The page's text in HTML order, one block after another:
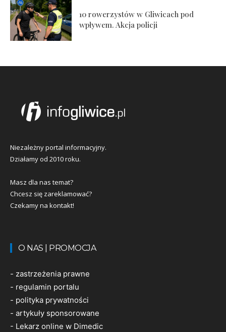
10 rowerzystów w Gliwicach pod
wpływem. Akcja policji
Niezależny portal informacyjny.
Działamy od 2010 roku.
Masz dla nas temat?
Chcesz się zareklamować?
Czekamy na kontakt!
O NAS | PROMOCJA
- zastrzeżenia prawne
- regulamin portalu
- polityka prywatności
- artykuły sponsorowane
- Lekarz online w Dimedic